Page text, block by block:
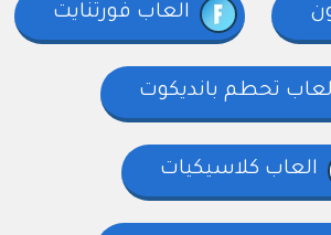
العاب فورتنايت
تحطم بانديكوت
العاب كلاسيكيات